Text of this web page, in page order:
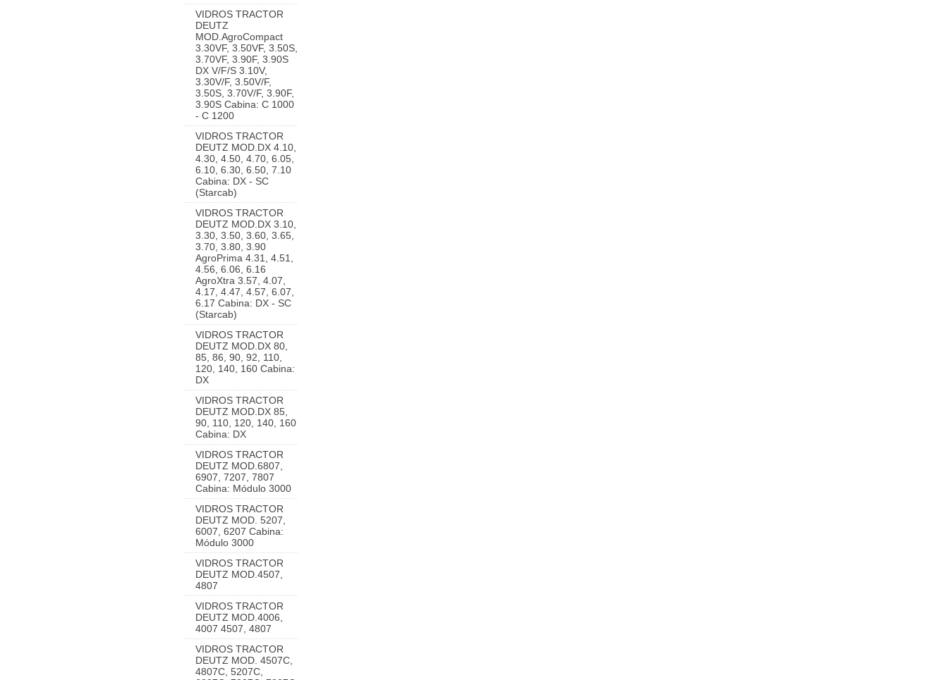
VIDROS TRACTOR
DEUTZ
MOD.AgroCompact
3.30VF, 3.50VF, 3.50S,
3.70VF, 3.90F, 3.90S
DX V/F/S 3.10V,
3.30V/F, 3.50V/F,
3.50S, 3.70V/F, 3.90F,
3.90S Cabina: C 1000
- C 1200
VIDROS TRACTOR
DEUTZ MOD.DX 4.10,
4.30, 4.50, 4.70, 6.05,
6.10, 6.30, 6.50, 7.10
Cabina: DX - SC
(Starcab)
VIDROS TRACTOR
DEUTZ MOD.DX 3.10,
3.30, 3.50, 3.60, 3.65,
3.70, 3.80, 3.90
AgroPrima 4.31, 4.51,
4.56, 6.06, 6.16
AgroXtra 3.57, 4.07,
4.17, 4.47, 4.57, 6.07,
6.17 Cabina: DX - SC
(Starcab)
VIDROS TRACTOR
DEUTZ MOD.DX 80,
85, 86, 90, 92, 110,
120, 140, 160 Cabina:
DX
VIDROS TRACTOR
DEUTZ MOD.DX 85,
90, 110, 120, 140, 160
Cabina: DX
VIDROS TRACTOR
DEUTZ MOD.6807,
6907, 7207, 7807
Cabina: Módulo 3000
VIDROS TRACTOR
DEUTZ MOD. 5207,
6007, 6207 Cabina:
Módulo 3000
VIDROS TRACTOR
DEUTZ MOD.4507,
4807
VIDROS TRACTOR
DEUTZ MOD.4006,
4007 4507, 4807
VIDROS TRACTOR
DEUTZ MOD. 4507C,
4807C, 5207C,